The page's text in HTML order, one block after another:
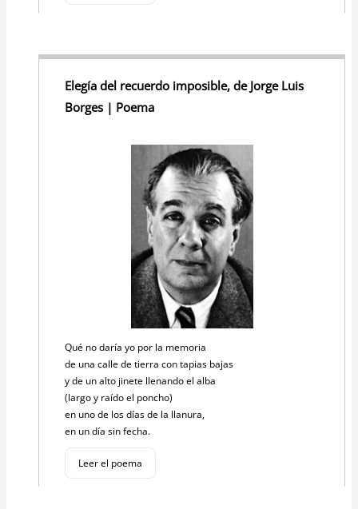
Elegía del recuerdo imposible, de Jorge Luis
Borges | Poema
Qué no daría yo por la memoria
de una calle de tierra con tapias bajas
y de un alto jinete llenando el alba
(largo y raído el poncho)
en uno de los días de la llanura,
en un día sin fecha.
Leer el poema